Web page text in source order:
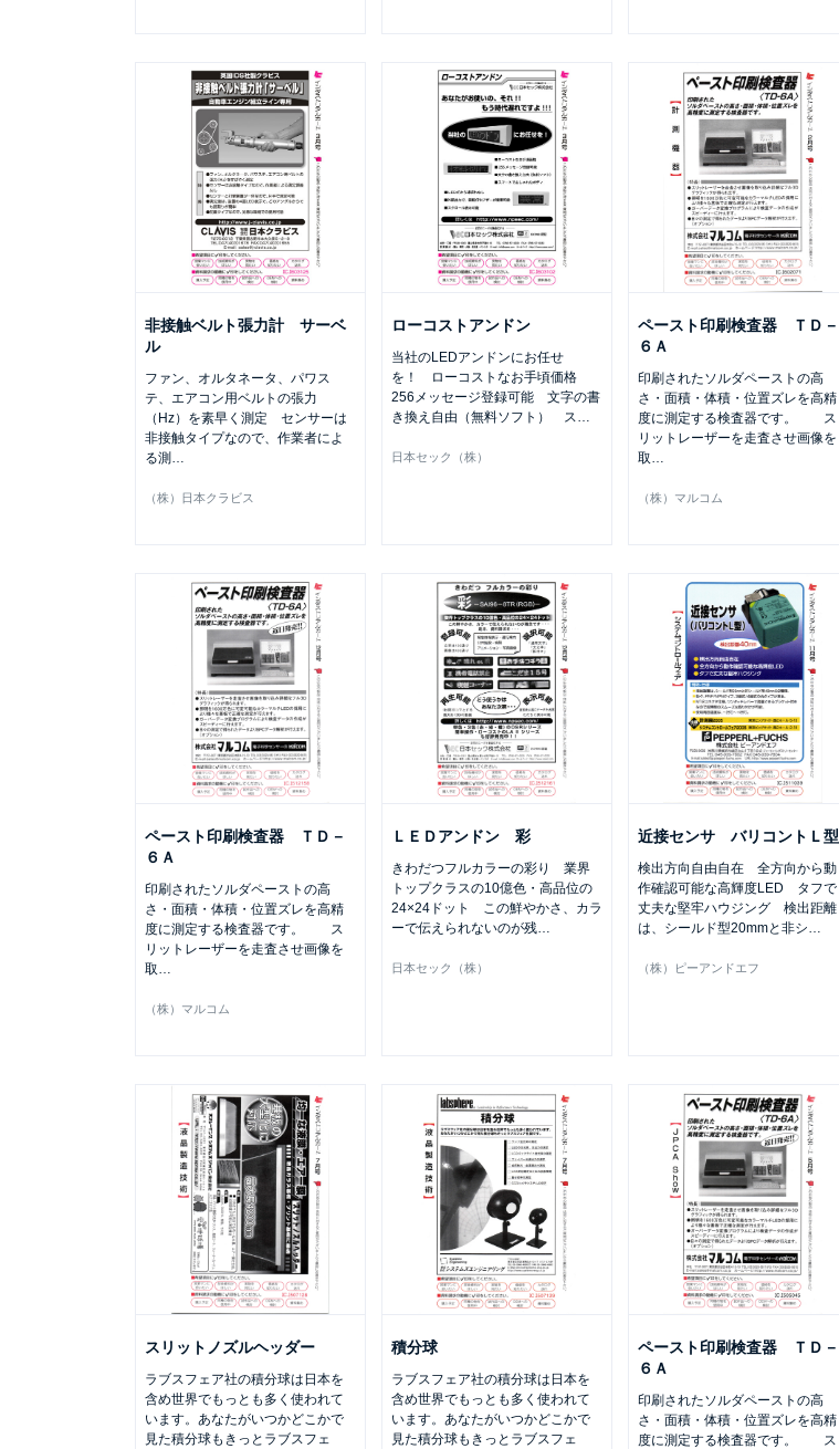
非接触ベルト張力計 サーベ
ル
ファン、オルタネータ、パワス
テ、エアコン用ベルトの張力
（Hz）を素早く測定 センサーは
非接触タイプなので、作業者によ
る測 …
（株）日本クラビス
ローコストアンドン
当社のLEDアンドンにお任せ
を！ ローコストなお手頃価格
256メッセージ登録可能 文字の書
き換え自由（無料ソフト） ス…
日本セック（株）
ペースト印刷検査器 ＴＤ－
６Ａ
印刷されたソルダペーストの高
さ・面積・体積・位置ズレを高精
度に測定する検査器です。 ス
リットレーザーを走査させ画像を
取…
（株）マルコム
ペースト印刷検査器 ＴＤ－
６Ａ
印刷されたソルダペーストの高
さ・面積・体積・位置ズレを高精
度に測定する検査器です。 ス
リットレーザーを走査させ画像を
取…
（株）マルコム
ＬＥＤアンドン 彩
きわだつフルカラーの彩り 業界
トップクラスの10億色・高品位の
24×24ドット この鮮やかさ、カラ
ーで伝えられないのが残…
日本セック（株）
近接センサ バリコントＬ型
検出方向自由自在 全方向から動
作確認可能な高輝度LED タフで
丈夫な堅牢ハウジング 検出距離
は、シールド型20mmと非シ…
（株）ピーアンドエフ
スリットノズルヘッダー
ラブスフェア社の積分球は日本を
含め世界でもっとも多く使われて
います。あなたがいつかどこかで
見た積分球もきっとラブスフェ
積分球
ラブスフェア社の積分球は日本を
含め世界でもっとも多く使われて
います。あなたがいつかどこかで
見た積分球もきっとラブスフェ
ペースト印刷検査器 ＴＤ－
６Ａ
印刷されたソルダペーストの高
さ・面積・体積・位置ズレを高精
度に測定する検査器です。 ス